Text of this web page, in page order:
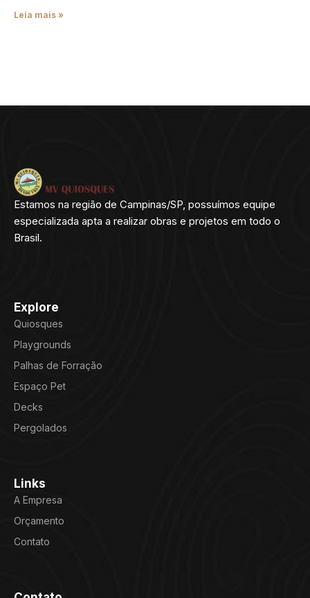
Leia mais »
Estamos na região de Campinas/SP, possuímos equipe
especializada apta a realizar obras e projetos em todo o
Brasil.
Explore
Quiosques
Playgrounds
Palhas de Forração
Espaço Pet
Decks
Pergolados
Links
A Empresa
Orçamento
Contato